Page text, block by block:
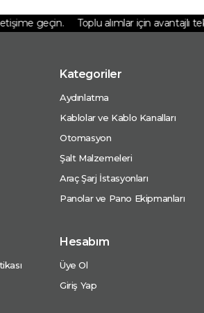
geçin. Toplu alımlar için avantajlı
Kategoriler
Aydınlatma
Kablolar ve Kablo Kanalları
Otomasyon
Şalt Malzemeleri
Araç Şarj İstasyonları
Panolar ve Pano Ekipmanları
Hesabım
Üye Ol
Giriş Yap